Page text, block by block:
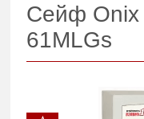
Сейф Onix
61MLGs